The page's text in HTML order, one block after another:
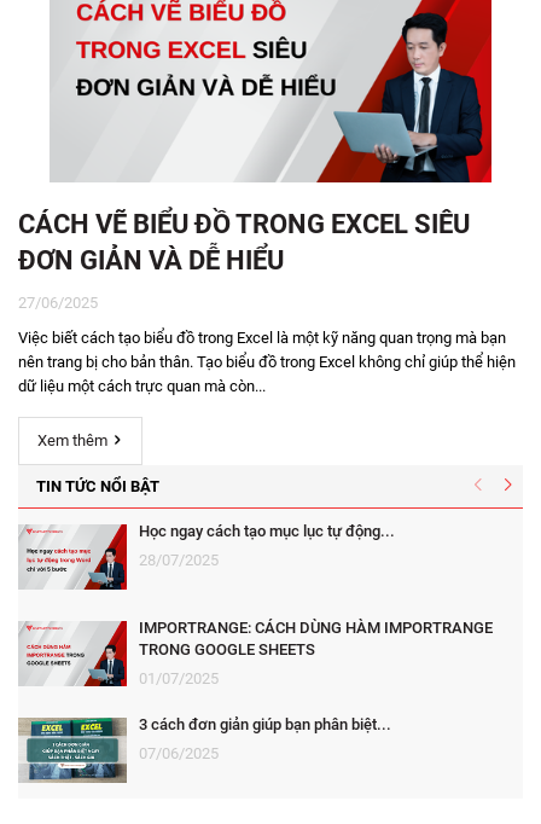
CÁCH VẼ BIỂU ĐỒ TRONG EXCEL SIÊU
ĐƠN GIẢN VÀ DỄ HIỂU
27/06/2025
Việc biết cách tạo biểu đồ trong Excel là một kỹ năng quan trọng mà bạn
nên trang bị cho bản thân. Tạo biểu đồ trong Excel không chỉ giúp thể hiện
dữ liệu một cách trực quan mà còn...
Xem thêm
TIN TỨC NỔI BẬT
Học ngay cách tạo mục lục tự động...
28/07/2025
IMPORTRANGE: CÁCH DÙNG HÀM IMPORTRANGE
TRONG GOOGLE SHEETS
01/07/2025
3 cách đơn giản giúp bạn phân biệt...
07/06/2025